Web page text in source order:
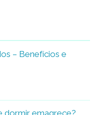
– Benefícios e
dormir emagrece?